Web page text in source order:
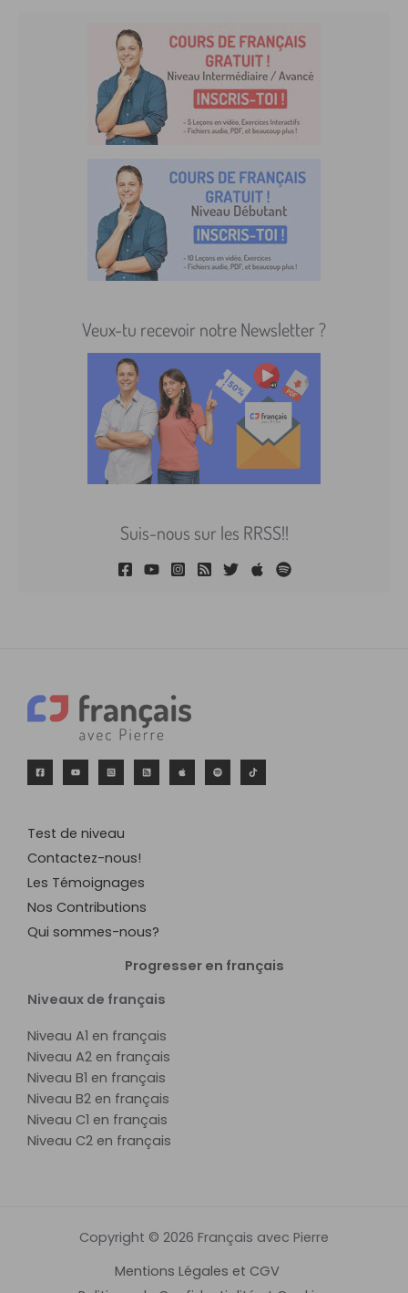
Veux-tu recevoir notre Newsletter ?
Suis-nous sur les RRSS!!
Test de niveau
Contactez-nous!
Les Témoignages
Nos Contributions
Qui sommes-nous?
Progresser en français
Niveaux de français
Niveau A1 en français
Niveau A2 en français
Niveau B1 en français
Niveau B2 en français
Niveau C1 en français
Niveau C2 en français
Copyright © 2026 Français avec Pierre
Mentions Légales et CGV